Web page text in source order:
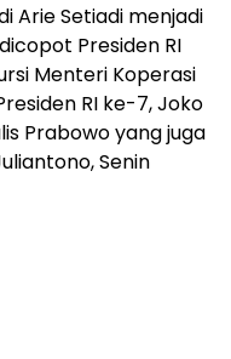
Arie Setiadi menjadi
Presiden RI
Menteri Koperasi
RI ke-7, Joko
Prabowo yang juga
Senin